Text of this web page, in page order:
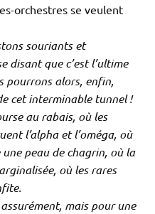
orchestres se veulent
souriants et
disant que c’est l’ultime
pourrons alors, enfin,
cet interminable tunnel !
au rabais, où les
l’alpha et l’oméga, où
peau de chagrin, où la
où les rares
mais pour une